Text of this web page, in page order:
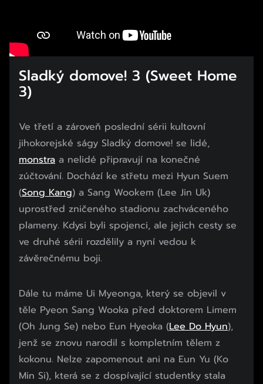
Sladký domove! 3 (Sweet Home
3)
Ve třetí a zároveň poslední sérii kultovní
jihokorejské ságy Sladký domove! se lidé,
monstra a nelidé připravují na konečné
zúčtování. Dochází ke střetu mezi Hyun Suem
(Song Kang) a Sang Wookem (Lee Jin Uk)
uprostřed zničeného stadionu zachváceného
plameny. Kdysi byli spojenci, ale jejich cesty se
ve druhé sérii rozdělily a nyní vedou k
závěrečnému boji.
Dále tu máme Ui Myeonga, který se objevil v
těle Pyeon Sang Wooka před doktorem Limem
(Oh Jung Se) nebo Eun Hyeoka (Lee Do Hyun),
jenž se znovu narodil s kompletním tělem z
kokonu. Nelze zapomenout ani na Eun Yu (Ko
Min Si), která se z dospívající studentky stala